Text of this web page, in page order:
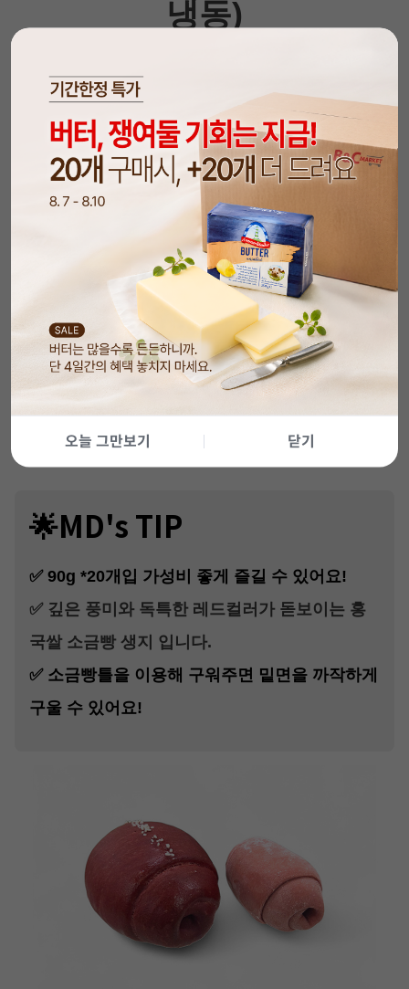
오늘 그만보기 닫기
냉동)
은은한 색감과 고소한 풍미가 특징인 홍국쌀 소금빵
생지 입니다.
홍국 쌀가루를 더해 자연스러운 붉은 색감과 함께 담
백하면서도 깊은 풍미를 구현했으며, 버터의 고소함
소금의 밸런스가 조화를 이루는 제품 입니다. 냉동
생지 형태로 제공되어 해동 및 발효 후 간편하게 구
워낼 수 있습니다.
해동 60분 → 발효 1~2시간(1.5배) → 180℃에서 15
분 구워주세요.
※ 소금은 별도 구매 후 취향에 맞게 뿌려주세요.
🌟MD's TIP
✅ 90g *20개입 가성비 좋게 즐길 수 있어요!
✅ 깊은 풍미와 독특한 레드컬러가 돋보이는 홍
국쌀 소금빵 생지 입니다.
✅소금빵틀을 이용해 구워주면 밑면을 까작하게
구울 수 있어요!